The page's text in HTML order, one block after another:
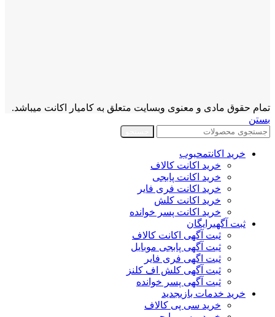
تمام حقوق مادی و معنوی وبسایت متعلق به کامیار اکانت میباشد.
بستن
خرید اکانتمحبوب
خرید اکانت کالاف
خرید اکانت پابجی
خرید اکانت فری فایر
خرید اکانت کلش
خرید اکانت پسر خوانده
ثبت آگهیرایگان
ثبت آگهی اکانت کالاف
ثبت آگهی پابجی موبایل
ثبت اگهی فری فایر
ثبت آگهی کلش اف کلنز
ثبت آگهی پسر خوانده
خرید خدمات بازیجدید
خرید سی پی کالاف